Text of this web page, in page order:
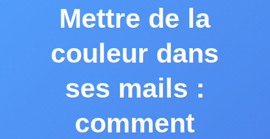
Mettre de la
couleur dans
ses mails :
comment